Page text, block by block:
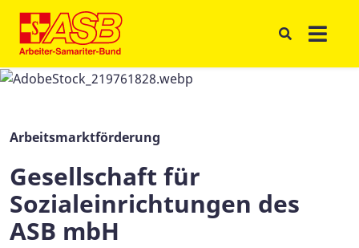
Arbeitsmarktförderung
Gesellschaft für
Sozialeinrichtungen des
ASB mbH